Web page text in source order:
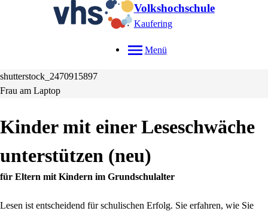
Volkshochschule
Kaufering
Menü
shutterstock_2470915897
Frau am Laptop
Kinder mit einer Leseschwäche
unterstützen neu
für Eltern mit Kindern im Grundschulalter
Lesen ist entscheidend für schulischen Erfolg. Sie erfahren, wie Sie